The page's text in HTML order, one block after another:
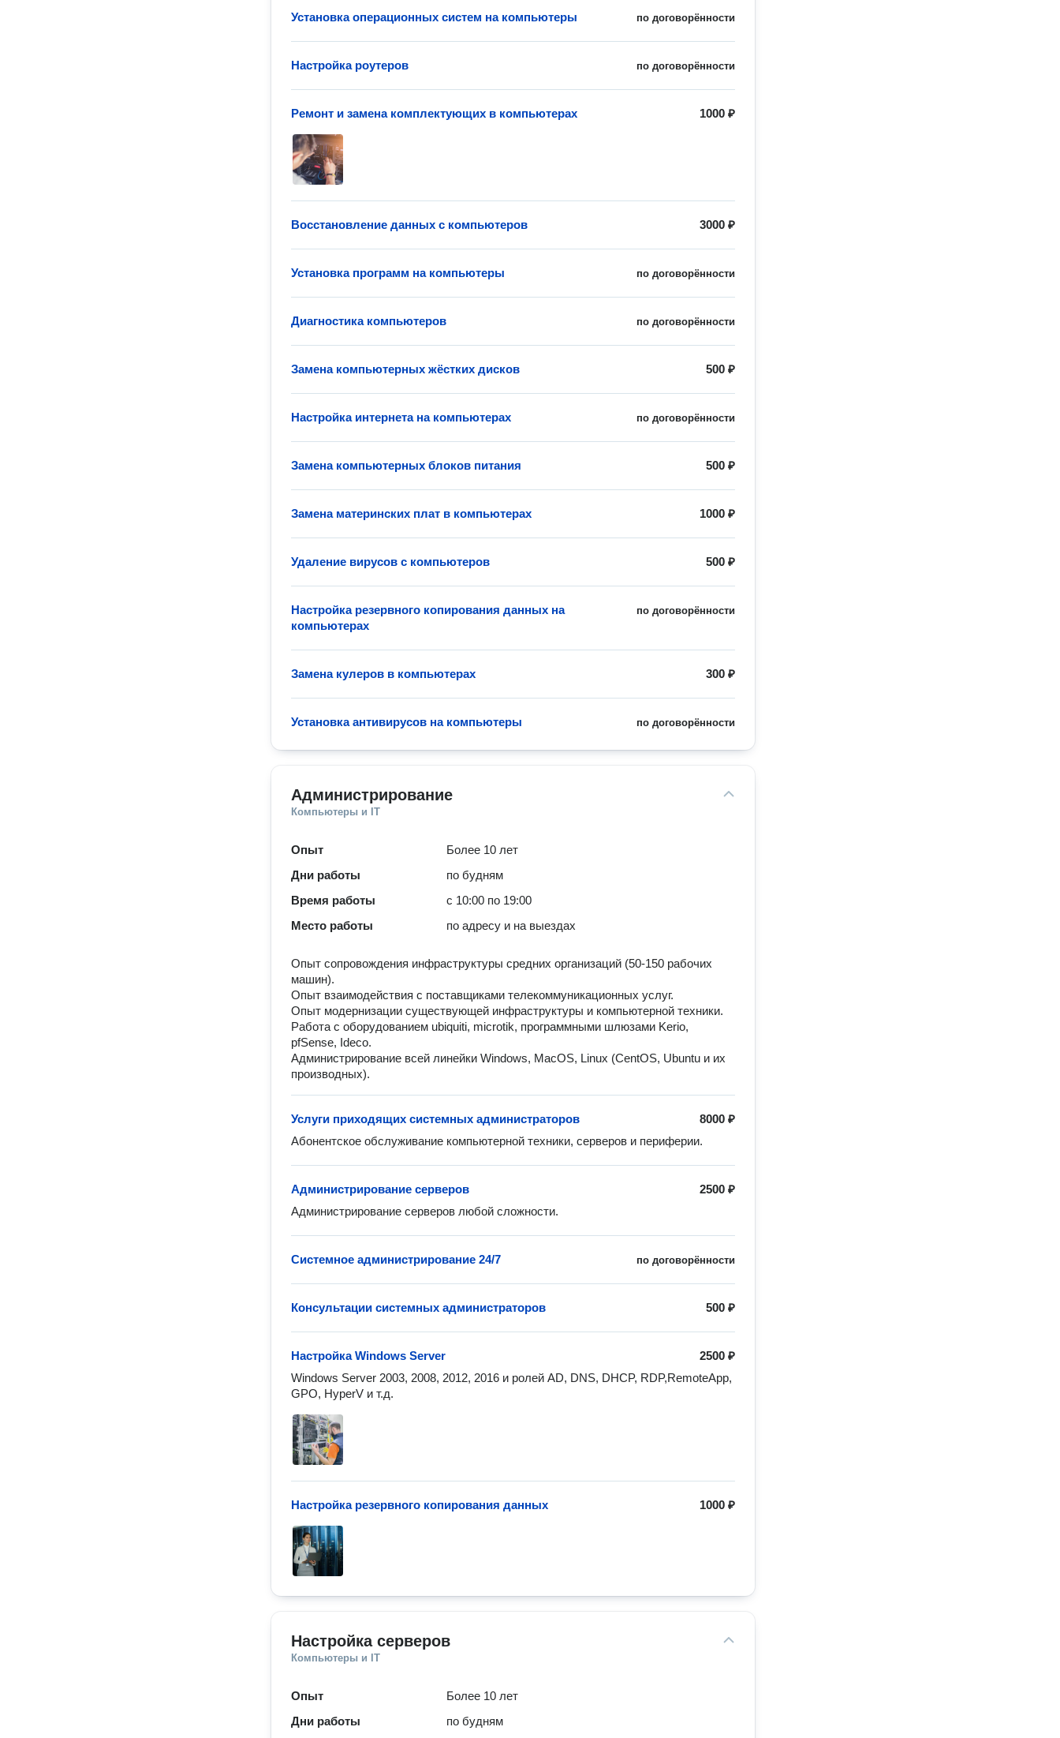
по договорённости
Установка операционных систем на компьютеры
по договорённости
Настройка роутеров
1000 ₽
Ремонт и замена комплектующих в компьютерах
3000 ₽
Восстановление данных с компьютеров
по договорённости
Установка программ на компьютеры
по договорённости
Диагностика компьютеров
500 ₽
Замена компьютерных жёстких дисков
по договорённости
Настройка интернета на компьютерах
500 ₽
Замена компьютерных блоков питания
1000 ₽
Замена материнских плат в компьютерах
500 ₽
Удаление вирусов с компьютеров
по договорённости
Настройка резервного копирования данных на
компьютерах
300 ₽
Замена кулеров в компьютерах
по договорённости
Установка антивирусов на компьютеры
Администрирование
Компьютеры и IT
Опыт
Более 10 лет
Дни работы
по будням
Время работы
с 10:00 по 19:00
Место работы
по адресу и на выездах
Опыт сопровождения инфраструктуры средних организаций (50-150 рабочих
машин).
Опыт взаимодействия с поставщиками телекоммуникационных услуг.
Опыт модернизации существующей инфраструктуры и компьютерной техники.
Работа с оборудованием ubiquiti, microtik, программными шлюзами Kerio,
pfSense, Ideco.
Администрирование всей линейки Windows, MacOS, Linux (CentOS, Ubuntu и их
производных).
8000 ₽
Услуги приходящих системных администраторов
Абонентское обслуживание компьютерной техники, серверов и периферии.
2500 ₽
Администрирование серверов
Администрирование серверов любой сложности.
по договорённости
Системное администрирование 24/7
500 ₽
Консультации системных администраторов
2500 ₽
Настройка Windows Server
Windows Server 2003, 2008, 2012, 2016 и ролей AD, DNS, DHCP, RDP,RemoteApp,
GPO, HyperV и т.д.
1000 ₽
Настройка резервного копирования данных
Настройка серверов
Компьютеры и IT
Опыт
Более 10 лет
Дни работы
по будням